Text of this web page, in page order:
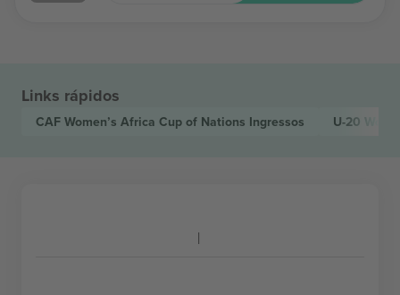
Links rápidos
CAF Women’s Africa Cup of Nations Ingressos U-20